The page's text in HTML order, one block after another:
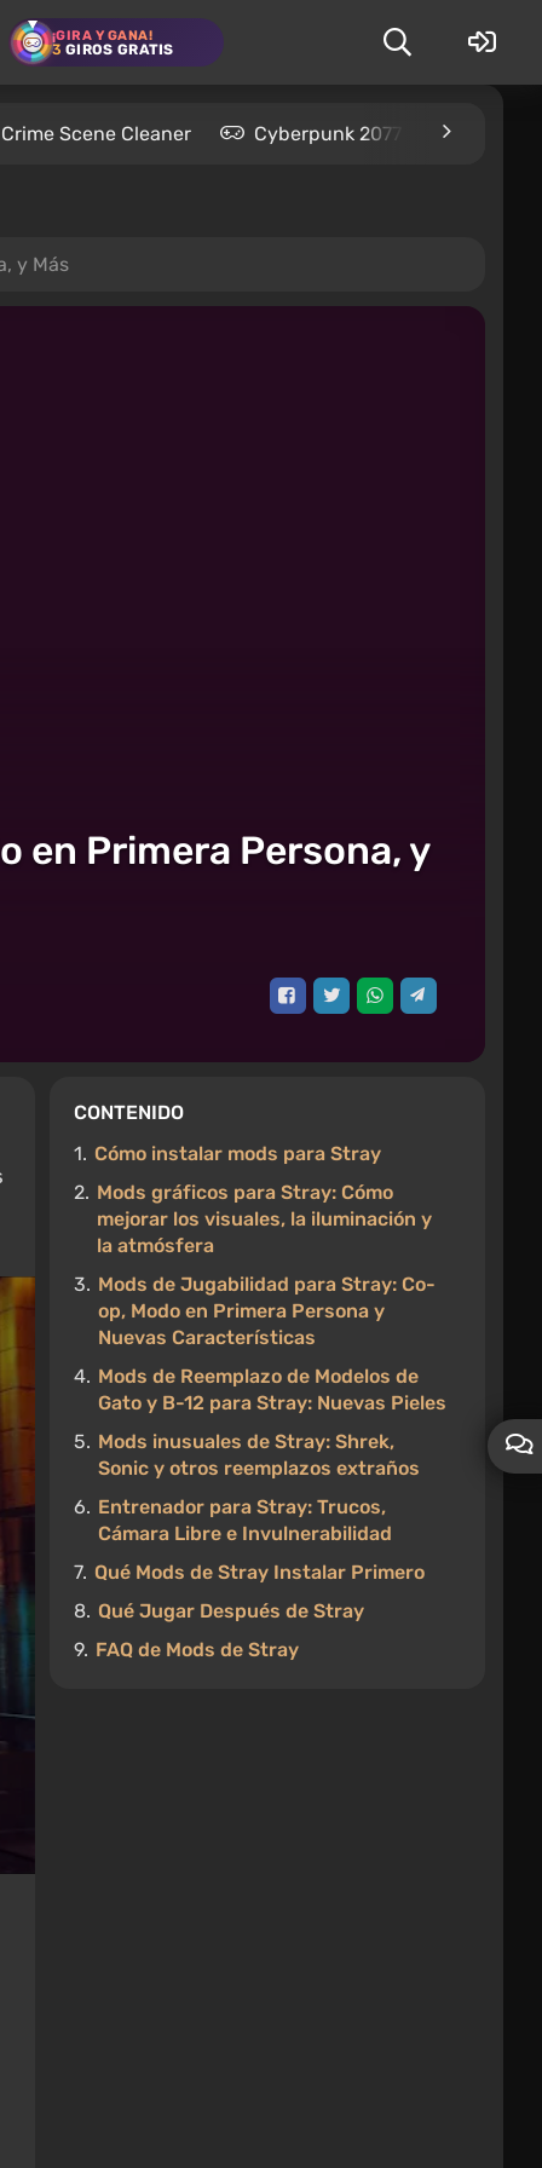
¡GIRA Y GANA!
3 GIROS GRATIS
Crime Scene Cleaner Cyberpunk 2077
y Más
en Primera Persona, y
CONTENIDO
1. Cómo instalar mods para Stray
2. Mods gráficos para Stray: Cómo
mejorar los visuales, la iluminación y
la atmósfera
3. Mods de Jugabilidad para Stray: Co-
op, Modo en Primera Persona y
Nuevas Características
4. Mods de Reemplazo de Modelos de
Gato y B-12 para Stray: Nuevas Pieles
5. Mods inusuales de Stray: Shrek,
Sonic y otros reemplazos extraños
6. Entrenador para Stray: Trucos,
Cámara Libre e Invulnerabilidad
7. Qué Mods de Stray Instalar Primero
8. Qué Jugar Después de Stray
9. FAQ de Mods de Stray